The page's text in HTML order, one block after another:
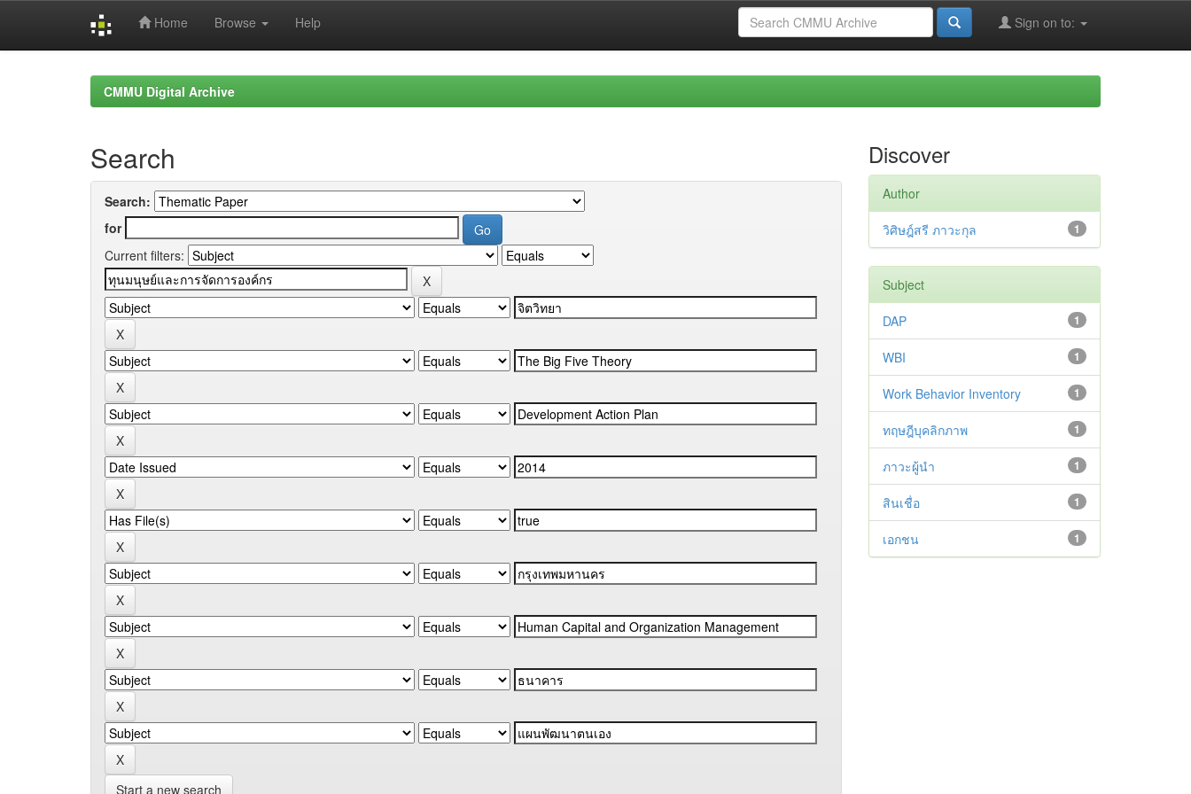
Home Browse Help Sign on to:
CMMU Digital Archive
Search
Search:
for
Current filters:
Start a new search
Discover
Author
1
วิศิษฎ์สรี ภาวะกุล
Subject
1
DAP
1
WBI
1
Work Behavior Inventory
1
ทฤษฎีบุคลิกภาพ
1
ภาวะผู้นำ
1
สินเชื่อ
1
เอกชน